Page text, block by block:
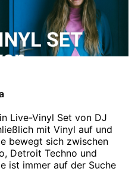
Live-Vinyl Set von DJ
mit Vinyl auf und
bewegt sich zwischen
Detroit Techno und
ist immer auf der Suche